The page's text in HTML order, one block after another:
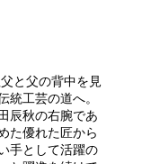
と父の背中を見
統工芸の道へ。
辰秋の右腕であ
た優れた匠から
手として活躍の